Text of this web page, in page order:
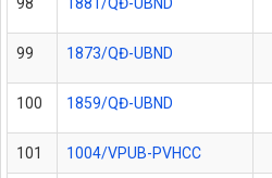
99 1873/QĐ-UBND
100 1859/QĐ-UBND
101 1004/VPUB-PVHCC